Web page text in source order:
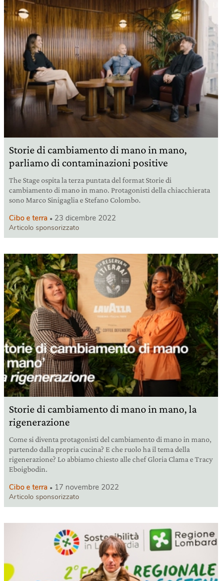
Storie di cambiamento di mano in mano,
parliamo di contaminazioni positive
The Stage ospita la terza puntata del format Storie di
cambiamento di mano in mano. Protagonisti della chiacchierata
sono Marco Sinigaglia e Stefano Colombo.
Cibo e terra 23 dicembre 2022
Articolo sponsorizzato
Storie di cambiamento di mano in mano, la
rigenerazione
Come si diventa protagonisti del cambiamento di mano in mano,
partendo dalla propria cucina? E che ruolo ha il tema della
rigenerazione? Lo abbiamo chiesto alle chef Gloria Clama e Tracy
Eboigbodin.
Cibo e terra 17 novembre 2022
Articolo sponsorizzato